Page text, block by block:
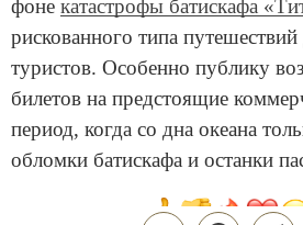
фоне катастрофы батискафа
рискованного типа
туристов. Особенно публику
билетов на предстоящие
период, когда со дна океана
обломки батискафа и останки